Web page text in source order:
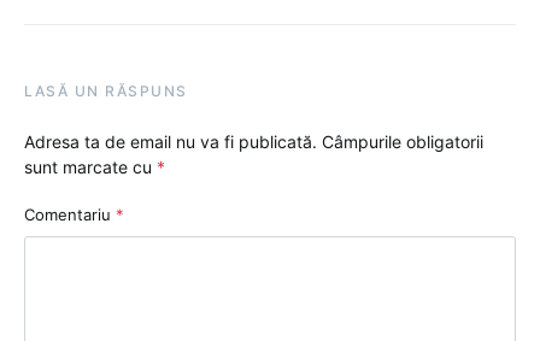
LASĂ UN RĂSPUNS
Adresa ta de email nu va fi publicată. Câmpurile obligatorii
sunt marcate cu *
Comentariu *